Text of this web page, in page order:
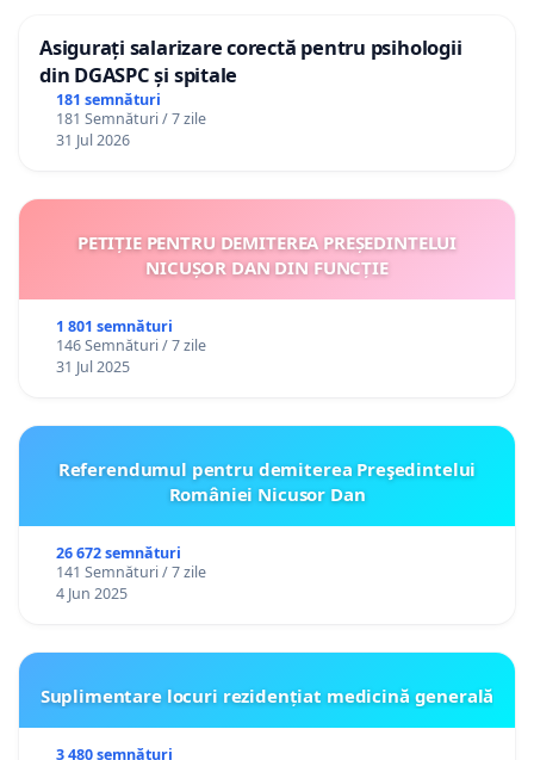
Asigurați salarizare corectă pentru psihologii
din DGASPC și spitale
181 semnături
181 Semnături / 7 zile
31 Jul 2026
PETIȚIE PENTRU DEMITEREA PREȘEDINTELUI
NICUȘOR DAN DIN FUNCȚIE
1 801 semnături
146 Semnături / 7 zile
31 Jul 2025
Referendumul pentru demiterea Preşedintelui
României Nicusor Dan
26 672 semnături
141 Semnături / 7 zile
4 Jun 2025
Suplimentare locuri rezidențiat medicină generală
3 480 semnături